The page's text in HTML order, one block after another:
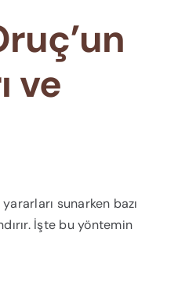
ve
sunarken bazı
İşte bu yöntemin